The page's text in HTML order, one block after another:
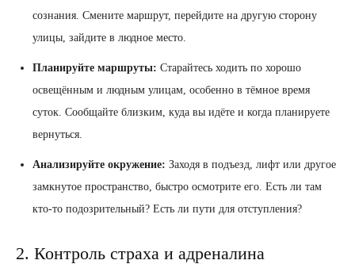
сознания. Смените маршрут, перейдите на другую сторону
улицы, зайдите в людное место.
Планируйте маршруты: Старайтесь ходить по хорошо
освещённым и людным улицам, особенно в тёмное время
суток. Сообщайте близким, куда вы идёте и когда планируете
вернуться.
Анализируйте окружение: Заходя в подъезд, лифт или другое
замкнутое пространство, быстро осмотрите его. Есть ли там
кто-то подозрительный? Есть ли пути для отступления?
2. Контроль страха и адреналина